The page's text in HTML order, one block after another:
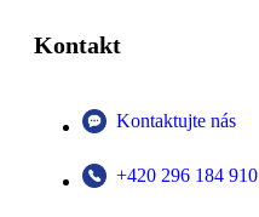
Kontakt
Kontaktujte nás
+420 296 184 910